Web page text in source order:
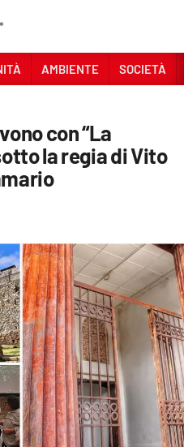
AMBIENTE SOCIETÀ
con “La
la regia di Vito